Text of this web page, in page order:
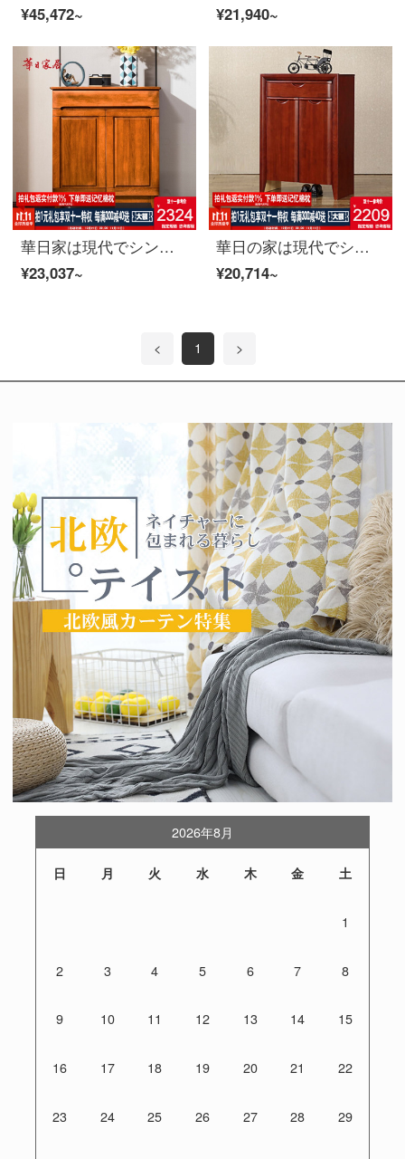
¥45,472~
¥21,940~
華日家は現代でシンプルで、全部の木靴箱のリビングルームに収納収納棚のリビング家具の金檀色の下駄箱があります。
¥23,037~
華日の家は現代でシンプルで、木製の下駄箱の収納棚です。
¥20,714~
< 1 >
2026年8月
日 月 火 水 木 金 土
1
2 3 4 5 6 7 8
9 10 11 12 13 14 15
16 17 18 19 20 21 22
23 24 25 26 27 28 29